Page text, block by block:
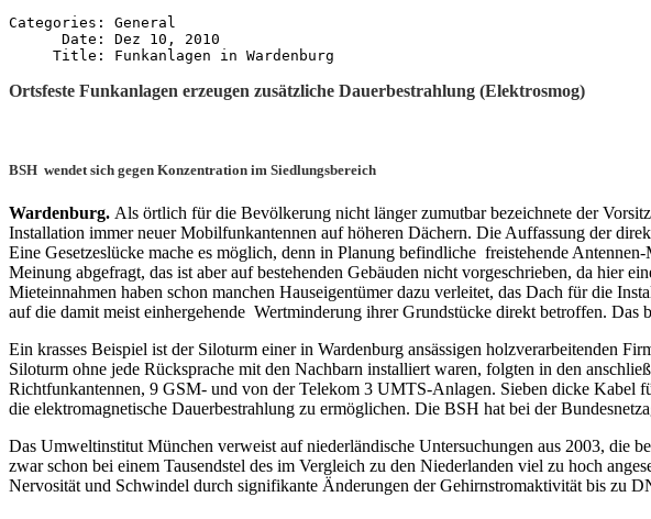
Categories: General
      Date: Dez 10, 2010
Ortsfeste Funkanlagen erzeugen zusätzliche Dauerbestrahlung (Elektrosmog)
BSH wendet sich gegen Konzentration im Siedlungsbereich
Wardenburg. Als örtlich für die Bevölkerung nicht länger zumutbar bezeichnete der
Installation immer neuer Mobilfunkantennen auf höheren Dächern. Die Auffassung der
Eine Gesetzeslücke mache es möglich, denn in Planung befindliche freistehende
Meinung abgefragt, das ist aber auf bestehenden Gebäuden nicht vorgeschrieben, da hier
Mieteinnahmen haben schon manchen Hauseigentümer dazu verleitet, das Dach für die
auf die damit meist einhergehende Wertminderung ihrer Grundstücke direkt betroffen.
Ein krasses Beispiel ist der Siloturm einer in Wardenburg ansässigen holzverarbeitenden
Siloturm ohne jede Rücksprache mit den Nachbarn installiert waren, folgten in den
Richtfunkantennen, 9 GSM- und von der Telekom 3 UMTS-Anlagen. Sieben dicke Kabel
die elektromagnetische Dauerbestrahlung zu ermöglichen. Die BSH hat bei der
Das Umweltinstitut München verweist auf niederländische Untersuchungen aus 2003, die
zwar schon bei einem Tausendstel des im Vergleich zu den Niederlanden viel zu hoch
Nervosität und Schwindel durch signifikante Änderungen der Gehirnstromaktivität bis zu